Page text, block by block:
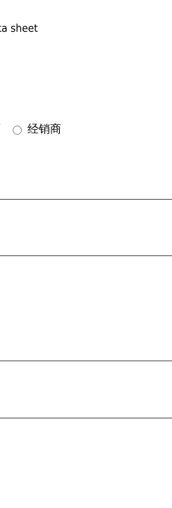
经销商